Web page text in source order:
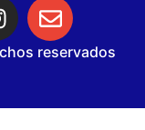
reservados